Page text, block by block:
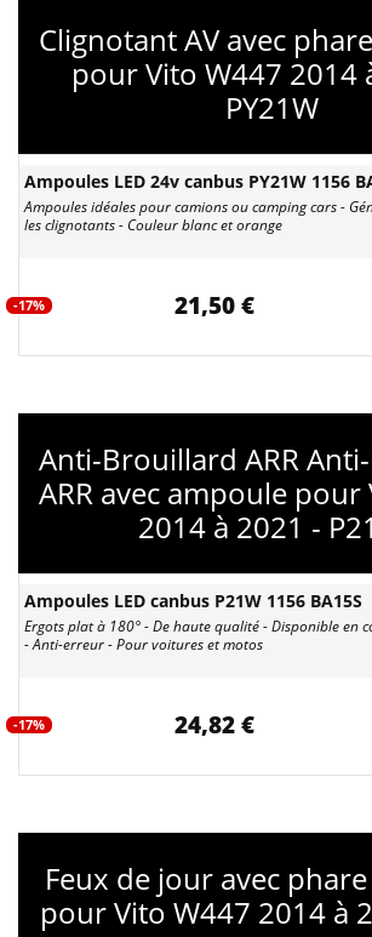
Clignotant AV avec
pour Vito W447 2014
PY21W
Ampoules LED 24v canbus PY21W 1156
Ampoules idéales pour camions ou camping cars -
les clignotants - Couleur blanc et orange
-17% 21,50 €
Anti-Brouillard ARR
ARR avec ampoule pour
2014 à 2021 -
Ampoules LED canbus P21W 1156 BA15S
Ergots plat à 180° - De haute qualité - Disponible en
- Anti-erreur - Pour voitures et motos
-17% 24,82 €
Feux de jour avec
pour Vito W447 2014 à